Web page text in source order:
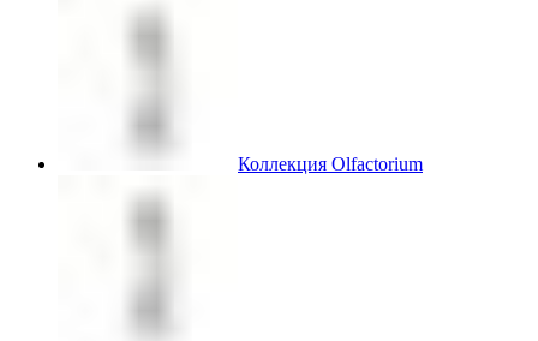
Коллекция Olfactorium